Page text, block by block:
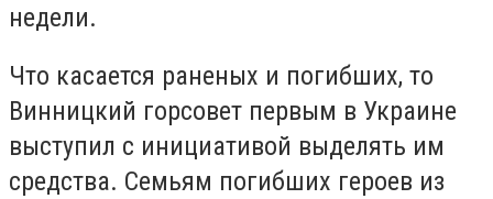
недели.
Что касается раненых и погибших, то
Винницкий горсовет первым в Украине
выступил с инициативой выделять им
средства. Семьям погибших героев из